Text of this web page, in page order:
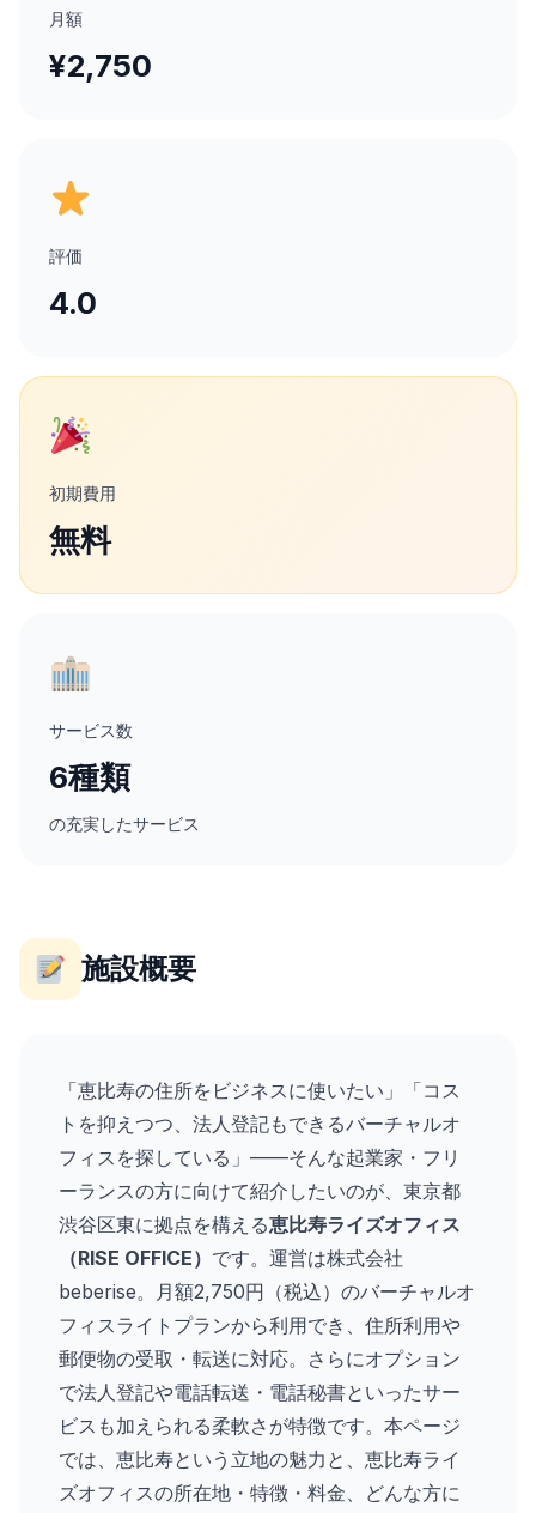
月額
¥2,750
評価
4.0
初期費用
無料
サービス数
6種類
の充実したサービス
施設概要
「恵比寿の住所をビジネスに使いたい」「コス
トを抑えつつ、法人登記もできるバーチャルオ
フィスを探している」——そんな起業家・フリ
ーランスの方に向けて紹介したいのが、東京都
渋谷区東に拠点を構える恵比寿ライズオフィス
（RISE OFFICE） です。運営は株式会社
beberise。月額2,750円（税込）のバーチャルオ
フィスライトプランから利用でき、住所利用や
郵便物の受取・転送に対応。さらにオプション
で法人登記や電話転送・電話秘書といったサー
ビスも加えられる柔軟さが特徴です。本ページ
では、恵比寿という立地の魅力と、恵比寿ライ
ズオフィスの所在地・特徴・料金、どんな方に